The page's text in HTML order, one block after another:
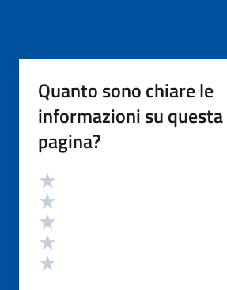
Quanto sono chiare le
informazioni su questa
pagina?
Valutazione